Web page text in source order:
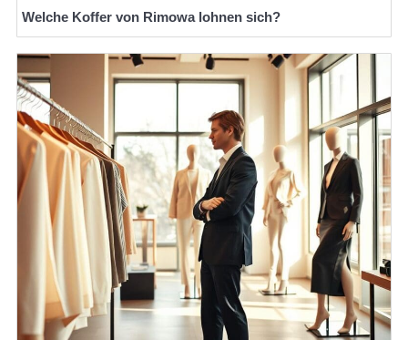
Welche Koffer von Rimowa lohnen sich?